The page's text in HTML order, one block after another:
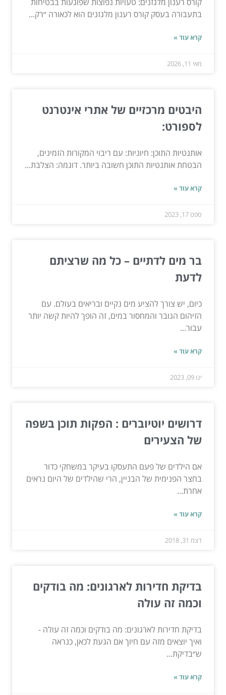
בתעבורה בעסק קורס רענון מלגזנים הוא לכאורה ״רק...
קרא עוד »
מאי 11, 2026
היבטים מרכזיים של אתרי אינטרנט
לספורט:
אותנטיות התוכן: חיוניות: עם ריבוי המקורות הזמינים,
הבטחת אותנטיות התוכן חשובה ביותר. דוגמה: הצלבת...
קרא עוד »
ספט 17, 2023
בר מים לדתיים – כל מה שרציתם
לדעת
כיום, יש צורך להציע מים נקיים ובריאים בעולם. עם
הזיהום הגובר והמחסור במים, זה הופך להיות קשה יותר
עבור...
קרא עוד »
ינו 09, 2023
דרושים יוטיוברים : הפקות תוכן בשפה
של הצעירים
אם הילדים של פעם התעסקו בעיקר במשחקי כדור
בחצר הפנימית של הבניין, הרי שהילדים של היום נראים
אחרת...
קרא עוד »
דצמ 31, 2018
בדיקת חדירות לארגונים: מה בודקים
וכמה זה עולה
בדיקת חדירות לארגונים: מה בודקים וכמה זה עולה -
ואיך יוצאים מזה עם חיוך אם הגעת לכאן, כנראה
ש״בדיקת...
קרא עוד »